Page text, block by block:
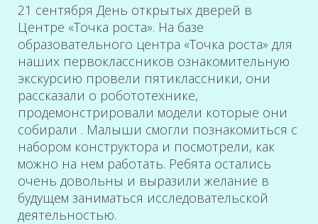
21 сентября День открытых дверей в
Центре «Точка роста». На базе
образовательного центра «Точка роста» для
наших первоклассников ознакомительную
экскурсию провели пятиклассники, они
рассказали о робототехнике,
продемонстрировали модели которые они
собирали . Малыши смогли познакомиться с
набором конструктора и посмотрели, как
можно на нем работать. Ребята остались
очень довольны и выразили желание в
будущем заниматься исследовательской
деятельностью.